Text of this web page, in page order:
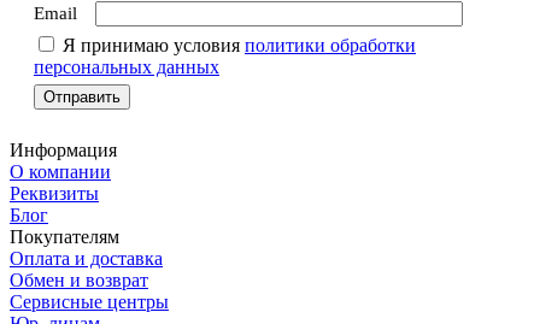
Email
Я принимаю условия политики обработки
персональных данных
Информация
О компании
Реквизиты
Блог
Покупателям
Оплата и доставка
Обмен и возврат
Сервисные центры